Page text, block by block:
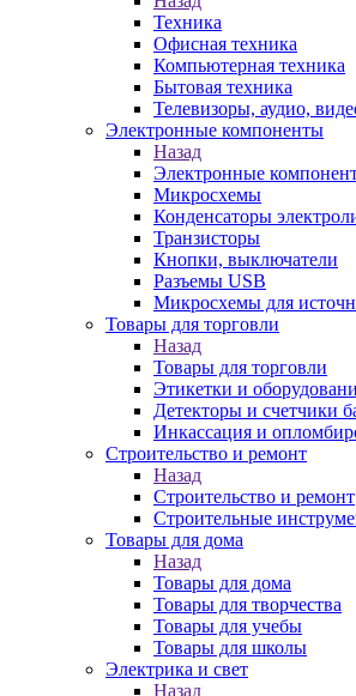
Техника
Офисная техника
Компьютерная техника
Бытовая техника
Телевизоры, аудио,
Электронные компоненты
Назад
Электронные
Микросхемы
Конденсаторы
Транзисторы
Кнопки, выключатели
Разъемы USB
Микросхемы для
Товары для торговли
Назад
Товары для торговли
Этикетки и
Детекторы и счетчики
Инкассация и
Строительство и ремонт
Назад
Строительство и ремонт
Строительные
Товары для дома
Назад
Товары для дома
Товары для творчества
Товары для учебы
Товары для школы
Электрика и свет
Назад